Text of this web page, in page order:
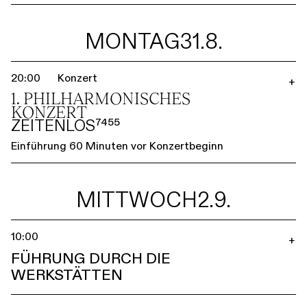
MONTAG31.8.
20:00 Konzert
1. PHILHARMO­NISCHES
KONZERT
ZEITENLOS⁷⁴⁵⁵
Einführung 60 Minuten vor Konzertbeginn
+
MITTWOCH2.9.
10:00
FÜHRUNG DURCH DIE
WERKSTÄTTEN
+